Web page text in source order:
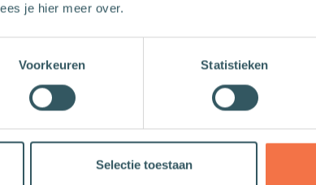
je hier meer over.
Voorkeuren Statistieken
Selectie toestaan